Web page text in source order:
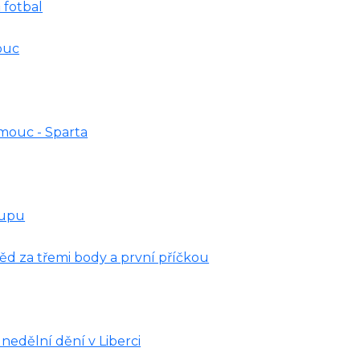
- Sparta
za třemi body a první příčkou
nedělní dění v Liberci